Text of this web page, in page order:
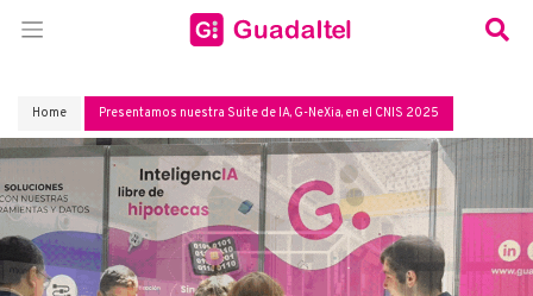
Home Presentamos nuestra Suite de IA, G-NeXia, en el CNIS 2025